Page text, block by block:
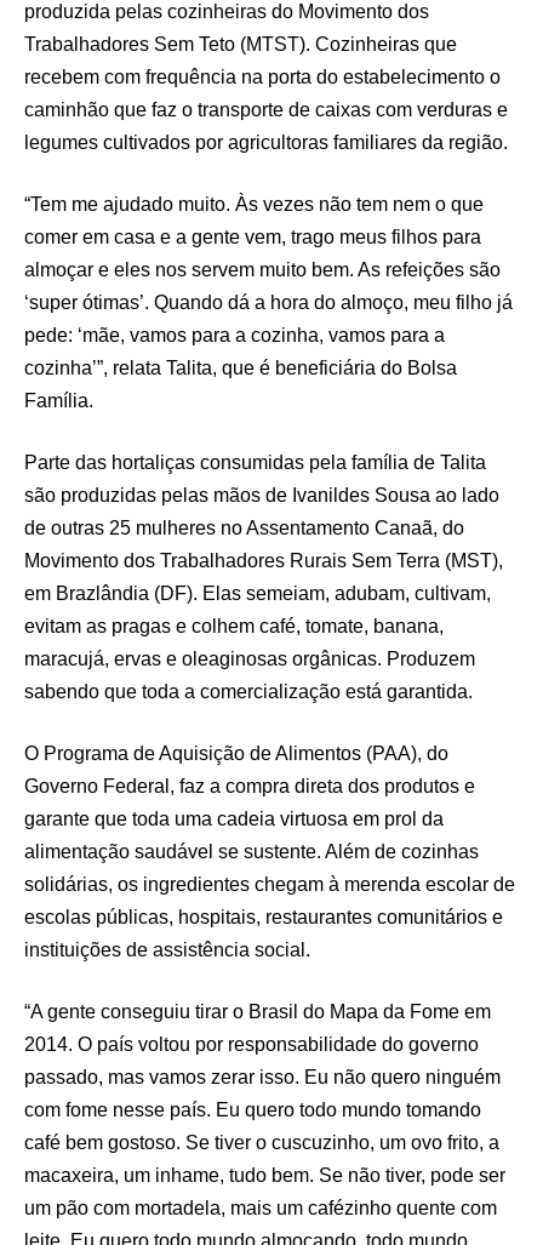
produzida pelas cozinheiras do Movimento dos
Trabalhadores Sem Teto (MTST). Cozinheiras que
recebem com frequência na porta do estabelecimento o
caminhão que faz o transporte de caixas com verduras e
legumes cultivados por agricultoras familiares da região.
“Tem me ajudado muito. Às vezes não tem nem o que
comer em casa e a gente vem, trago meus filhos para
almoçar e eles nos servem muito bem. As refeições são
‘super ótimas’. Quando dá a hora do almoço, meu filho já
pede: ‘mãe, vamos para a cozinha, vamos para a
cozinha’”, relata Talita, que é beneficiária do Bolsa
Família.
Parte das hortaliças consumidas pela família de Talita
são produzidas pelas mãos de Ivanildes Sousa ao lado
de outras 25 mulheres no Assentamento Canaã, do
Movimento dos Trabalhadores Rurais Sem Terra (MST),
em Brazlândia (DF). Elas semeiam, adubam, cultivam,
evitam as pragas e colhem café, tomate, banana,
maracujá, ervas e oleaginosas orgânicas. Produzem
sabendo que toda a comercialização está garantida.
O Programa de Aquisição de Alimentos (PAA), do
Governo Federal, faz a compra direta dos produtos e
garante que toda uma cadeia virtuosa em prol da
alimentação saudável se sustente. Além de cozinhas
solidárias, os ingredientes chegam à merenda escolar de
escolas públicas, hospitais, restaurantes comunitários e
instituições de assistência social.
“A gente conseguiu tirar o Brasil do Mapa da Fome em
2014. O país voltou por responsabilidade do governo
passado, mas vamos zerar isso. Eu não quero ninguém
com fome nesse país. Eu quero todo mundo tomando
café bem gostoso. Se tiver o cuscuzinho, um ovo frito, a
macaxeira, um inhame, tudo bem. Se não tiver, pode ser
um pão com mortadela, mais um cafézinho quente com